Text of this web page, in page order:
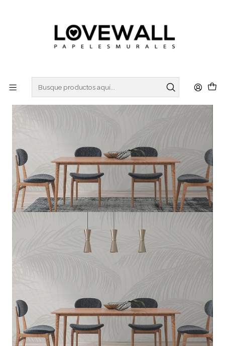
Inicio NATURA NAT24-05